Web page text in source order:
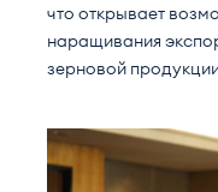
что открывает
наращивания
зерновой